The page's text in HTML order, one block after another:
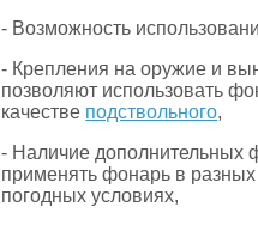
- Возможность
- Крепления на оружие и
позволяют использовать
качестве подствольного,
- Наличие дополнительных
применять фонарь в
погодных условиях,